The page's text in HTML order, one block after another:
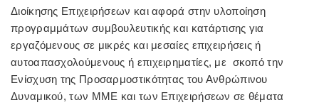
Διοίκησης Επιχειρήσεων και αφορά στην υλοποίηση
προγραμμάτων συμβουλευτικής και κατάρτισης για
εργαζόμενους σε μικρές και μεσαίες επιχειρήσεις ή
αυτοαπασχολούμενους ή επιχειρηματίες, με σκοπό την
Ενίσχυση της Προσαρμοστικότητας του Ανθρώπινου
Δυναμικού, των ΜΜΕ και των Επιχειρήσεων σε θέματα